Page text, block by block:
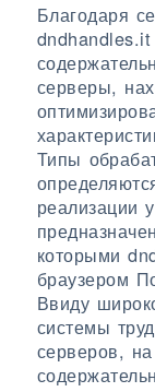
Благодаря
dndhandles.it
серверы,
Типы
реализации
которыми
браузером
Ввиду
системы
серверов,